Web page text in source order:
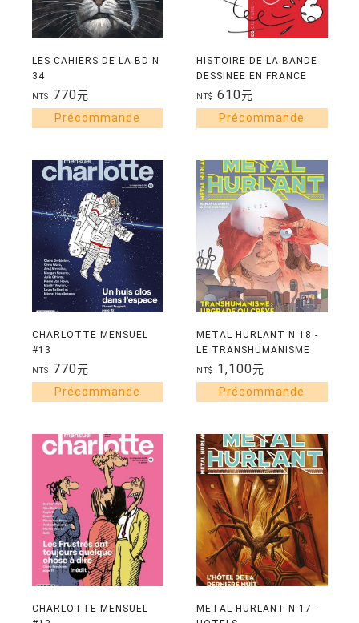
LES CAHIERS DE LA BD N
34
NT$ 770元
HISTOIRE DE LA BANDE
DESSINEE EN FRANCE
NT$ 610元
CHARLOTTE MENSUEL
#13
NT$ 770元
METAL HURLANT N 18 -
LE TRANSHUMANISME
NT$ 1,100元
CHARLOTTE MENSUEL
METAL HURLANT N 17 -